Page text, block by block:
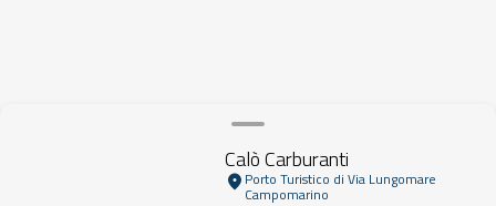
Calò Carburanti
Porto Turistico di Via Lungomare
Campomarino